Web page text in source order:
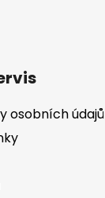
osobních údajů